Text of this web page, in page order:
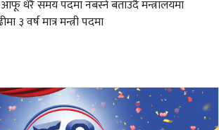
आफू धेरै समय पदमा नबस्ने बताउँदै मन्त्रालयमा
३ वर्ष मात्र मन्त्री पदमा